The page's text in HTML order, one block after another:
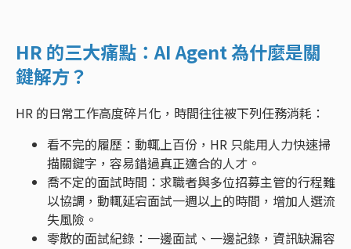
HR 的三大痛點：AI Agent 為什麼是關
鍵解方？
HR 的日常工作高度碎片化，時間往往被下列任務消耗：
看不完的履歷：動輒上百份，HR 只能用人力快速掃
描關鍵字，容易錯過真正適合的人才。
喬不定的面試時間：求職者與多位招募主管的行程難
以協調，動輒延宕面試一週以上的時間，增加人選流
失風險。
零散的面試紀錄：一邊面試、一邊記錄，資訊缺漏容